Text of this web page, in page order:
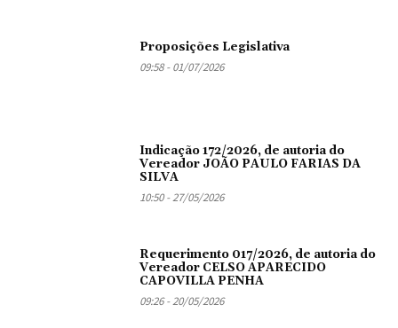
Proposições Legislativa
09:58 - 01/07/2026
Indicação 172/2026, de autoria do
Vereador JOÃO PAULO FARIAS DA
SILVA
10:50 - 27/05/2026
Requerimento 017/2026, de autoria do
Vereador CELSO APARECIDO
CAPOVILLA PENHA
09:26 - 20/05/2026